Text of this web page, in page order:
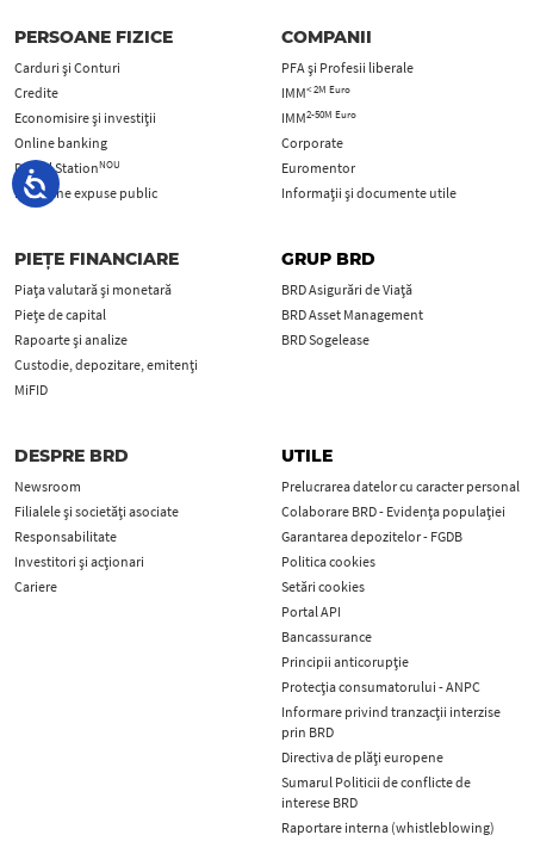
PERSOANE FIZICE
Carduri şi Conturi
Credite
Economisire și investiții
Online banking
Digital StationNOU
Persoane expuse public
COMPANII
PFA şi Profesii liberale
IMM< 2M Euro
IMM2-50M Euro
Corporate
Euromentor
Informații și documente utile
PIEȚE FINANCIARE
Piața valutară și monetară
Piețe de capital
Rapoarte și analize
Custodie, depozitare, emitenți
MiFID
GRUP BRD
BRD Asigurări de Viață
BRD Asset Management
BRD Sogelease
DESPRE BRD
Newsroom
Filialele și societăți asociate
Responsabilitate
Investitori și acționari
Cariere
UTILE
Prelucrarea datelor cu caracter personal
Colaborare BRD - Evidența populației
Garantarea depozitelor - FGDB
Politica cookies
Setări cookies
Portal API
Bancassurance
Principii anticorupţie
Protecţia consumatorului - ANPC
Informare privind tranzacții interzise
prin BRD
Directiva de plăți europene
Sumarul Politicii de conflicte de
interese BRD
Raportare interna (whistleblowing)